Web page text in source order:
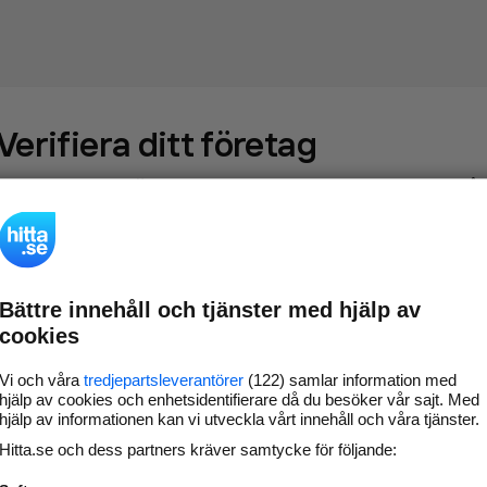
ditt företag
som69 574företag - ta kontroll över din företagssida på
hitta.se och syns bättre mot kunder i ditt närområde. Helt
kostnadsfritt.
Uppdatera din
företagsinformation
Svara på och hantera dina
Gå vidare
Bättre innehåll och tjänster med hjälp av
cookies
Vi och våra tredjepartsleverantörer (122) samlar information med
hjälp av cookies och enhetsidentifierare då du besöker vår sajt. Med
hjälp av informationen kan vi utveckla vårt innehåll och våra tjänster.
Hitta.se och dess partners kräver samtycke för följande: